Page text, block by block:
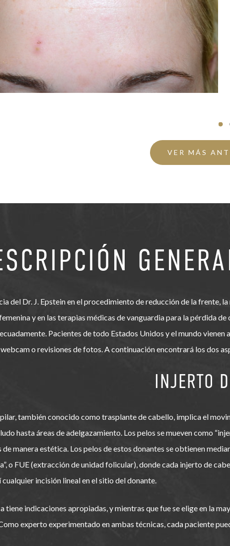
VER MÁS
del Dr. J. Epstein en el procedimiento de reducción de la frente,
y en las terapias médicas de vanguardia para la pérdida
Pacientes de todo Estados Unidos y el mundo vienen
o revisiones de fotos. A continuación encontrará los dos
INJERTO
también conocido como trasplante de cabello, implica el
hasta áreas de adelgazamiento. Los pelos se mueven como
manera estética. Los pelos de estos donantes se obtienen
o FUE (extracción de unidad folicular), donde cada injerto de
incisión lineal en el sitio del donante.
tiene indicaciones apropiadas, y mientras que fue se elige en la
experto experimentado en ambas técnicas, cada paciente